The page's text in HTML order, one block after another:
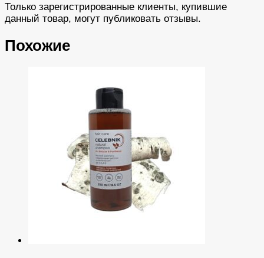
Только зарегистрированные клиенты, купившие
данный товар, могут публиковать отзывы.
Похожие